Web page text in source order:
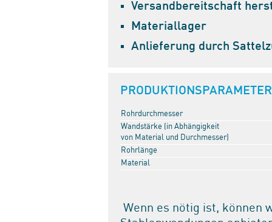
Versandbereitschaft
Materiallager
Anlieferung durch
Rohrdurchmesser
Wandstärke (in Abhängigkeit
von Material und Durchmesser)
Rohrlänge
Material
Wenn es nötig ist, können